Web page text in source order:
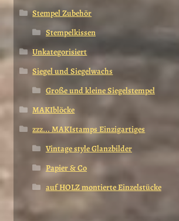
Stempel Zubehör
Stempelkissen
Unkategorisiert
Siegel und Siegelwachs
Große und kleine Siegelstempel
MAKIblöcke
zzz... MAKIstamps Einzigartiges
Vintage style Glanzbilder
Papier & Co
auf HOLZ montierte Einzelstücke